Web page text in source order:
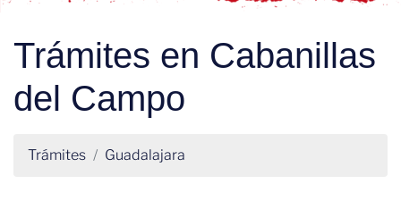
Trámites en Cabanillas
del Campo
Trámites Guadalajara